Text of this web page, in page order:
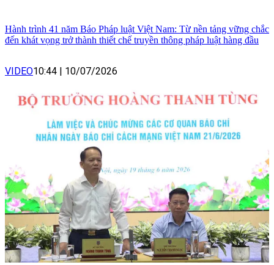
Hành trình 41 năm Báo Pháp luật Việt Nam: Từ nền tảng vững chắc
đến khát vọng trở thành thiết chế truyền thông pháp luật hàng đầu
VIDEO10:44 | 10/07/2026